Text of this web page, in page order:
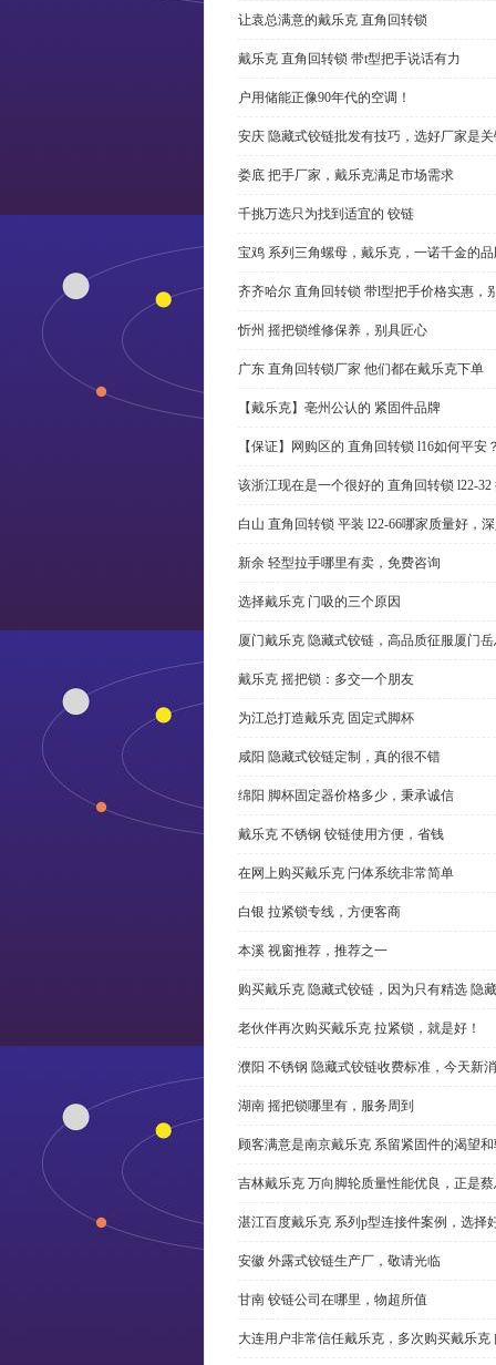
让袁总满意的戴乐克 直角回转锁
戴乐克 直角回转锁 带t型把手说话有力
户用储能正像90年代的空调！
安庆 隐藏式铰链批发有技巧，选好厂家是
娄底 把手厂家，戴乐克满足市场需求
千挑万选只为找到适宜的 铰链
宝鸡 系列三角螺母，戴乐克，一诺千金的
齐齐哈尔 直角回转锁 带l型把手价格实惠，
忻州 摇把锁维修保养，别具匠心
广东 直角回转锁厂家 他们都在戴乐克下单
【戴乐克】亳州公认的 紧固件品牌
【保证】网购区的 直角回转锁 l16如何平安
该浙江现在是一个很好的 直角回转锁 l22-
白山 直角回转锁 平装 l22-66哪家质量好，
新余 轻型拉手哪里有卖，免费咨询
选择戴乐克 门吸的三个原因
厦门戴乐克 隐藏式铰链，高品质征服厦门
戴乐克 摇把锁：多交一个朋友
为江总打造戴乐克 固定式脚杯
咸阳 隐藏式铰链定制，真的很不错
绵阳 脚杯固定器价格多少，秉承诚信
戴乐克 不锈钢 铰链使用方便，省钱
在网上购买戴乐克 闩体系统非常简单
白银 拉紧锁专线，方便客商
本溪 视窗推荐，推荐之一
购买戴乐克 隐藏式铰链，因为只有精选 隐
老伙伴再次购买戴乐克 拉紧锁，就是好！
濮阳 不锈钢 隐藏式铰链收费标准，今天新
湖南 摇把锁哪里有，服务周到
顾客满意是南京戴乐克 系留紧固件的渴望
吉林戴乐克 万向脚轮质量性能优良，正是
湛江百度戴乐克 系列p型连接件案例，选择
安徽 外露式铰链生产厂，敬请光临
甘南 铰链公司在哪里，物超所值
大连用户非常信任戴乐克，多次购买戴乐克